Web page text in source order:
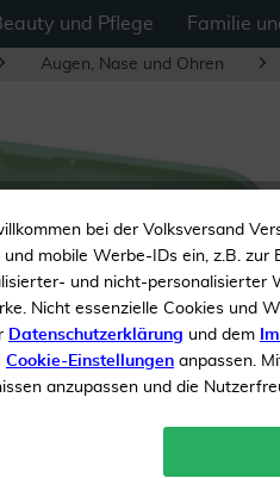
und Pflege Familie
Augen, Nase und Ohren
bei der Volksversand
und mobile Werbe-IDs ein, z.B.
und nicht-personalisierter
Nicht essenzielle Cookies und
Datenschutzerklärung und dem
Cookie-Einstellungen anpassen.
anzupassen und die